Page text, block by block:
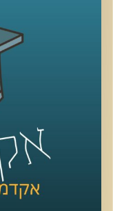
הזאת היא על
המרכז
בראשות עידן
ועושה שימוש
להחדיר
הלימוד
הלימודים